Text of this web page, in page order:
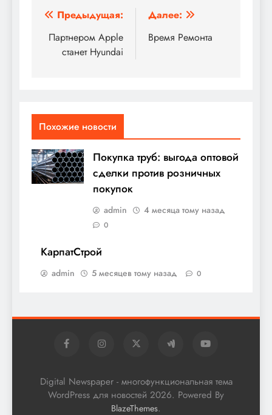
Навигация
по
записям
Предыдущая:
Партнером Apple
станет Hyundai
Далее:
Время Ремонта
Похожие новости
Покупка труб: выгода оптовой
сделки против розничных
покупок
admin 4 месяца тому назад
0
КарпатСтрой
admin 5 месяцев тому назад 0
Digital Newspaper - многофункциональная тема
WordPress для новостей 2026. Powered By
BlazeThemes.